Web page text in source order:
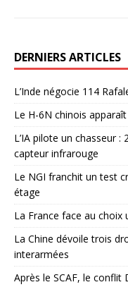
DERNIERS ARTICLES
L’Inde négocie 114
Le H-6N chinois
L’IA pilote un chasseur
capteur infrarouge
Le NGI franchit un test
étage
La France face au choix
La Chine dévoile trois
interarmées
Après le SCAF, le conflit